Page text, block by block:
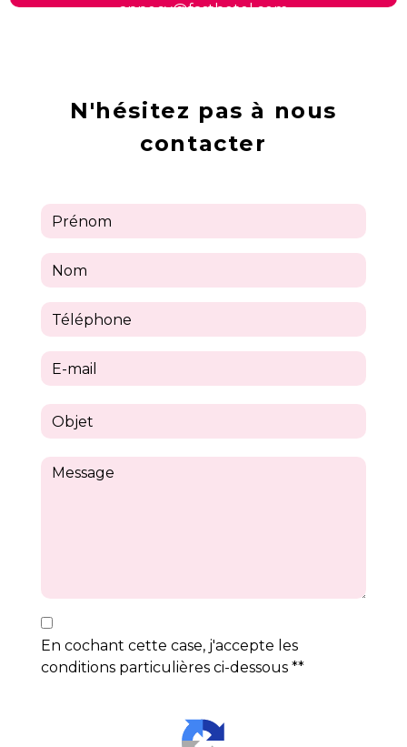
annecy@fasthotel.com
N'hésitez pas à nous
contacter
En cochant cette case, j'accepte les
conditions particulières ci-dessous **